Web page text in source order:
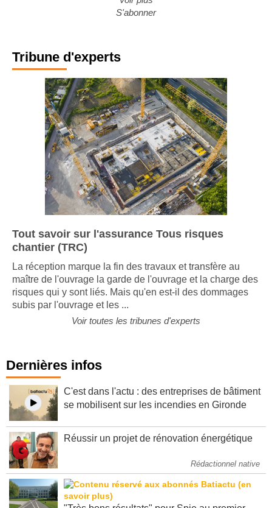
Voir plus
Tribune d'experts
Tout savoir sur l'assurance Tous risques
chantier (TRC)
La réception marque la fin des travaux et transfère au
maître de l'ouvrage la garde de l'ouvrage et la charge des
risques qui y sont liés. Mais qu'en est-il des dommages
Dernières infos
C'est dans l'actu : des entreprises de bâtiment
Rédactionnel native